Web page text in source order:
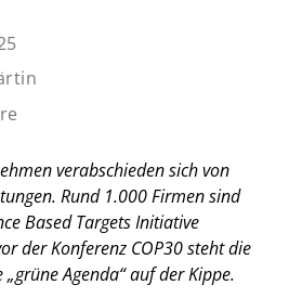
verabschieden sich von
Rund 1.000 Firmen sind
Based Targets Initiative
der Konferenz COP30 steht die
Agenda“ auf der Kippe.